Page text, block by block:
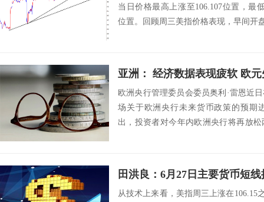
当日价格最高上涨至106.107位置，最
位置。回顾周三美指价格表现，早间开
亚洲： 经济数据表现疲软 欧元
欧洲央行管理委员会委员奥利·雷恩近
场关于欧洲央行未来货币政策的预期
出，投资者对今年内欧洲央行将再放
田洪良：6月27日主要货币
从技术上来看，美指周三上涨在106.15